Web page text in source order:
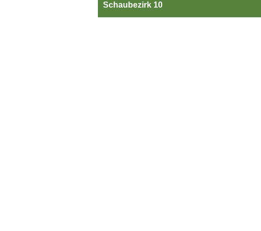
Schaubezirk 10